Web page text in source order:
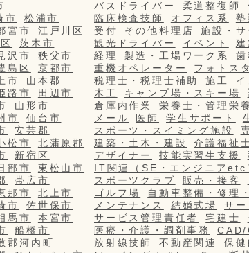
市
松浦市
宮市
江戸川区
茨木市
沢市
秩父市
島区
京都市
市
山本郡
路市
田辺市
山形市
市
仙台市
安芸郡
松市
北蒲原郡
新宿区
部市
東松山市
帯広市
那市
北上市
市
佐世保市
馬市
本宮市
船橋市
郡河内町
バスドライバー
柔道整復師
臨床検査技師
オフィス系
受付
その他料理店
施設・
観光ドライバー
イベント
経理
製造・工場ワーク系
重機オペレーター
フォトス
税理士・税理士補助
施工
木工
キャンプ場・スキー場
倉庫内作業
栄養士・管理栄
メール
医師 学生サポート
スポーツ・スイミング施設
建築・土木・建設
介護福祉
デザイナー
技能実習生支援
IT関連（SE・エンジニアetc
スポーツクラブ
販売・接客
ゴルフ場
自動車整備・修理
メンテナンス
結婚式場
サ
サービス管理責任者
宅建士
医療・介護・調剤事務
放射線技師
不動産関連
保